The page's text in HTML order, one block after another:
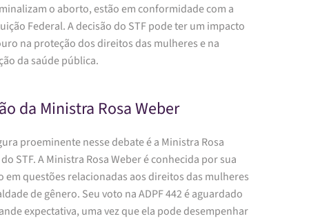
o aborto, estão em conformidade com a
Federal. A decisão do STF pode ter um impacto
na proteção dos direitos das mulheres e na
da saúde pública.
da Ministra Rosa Weber
proeminente nesse debate é a Ministra Rosa
STF. A Ministra Rosa Weber é conhecida por sua
em questões relacionadas aos direitos das mulheres
de gênero. Seu voto na ADPF 442 é aguardado
expectativa, uma vez que ela pode desempenhar